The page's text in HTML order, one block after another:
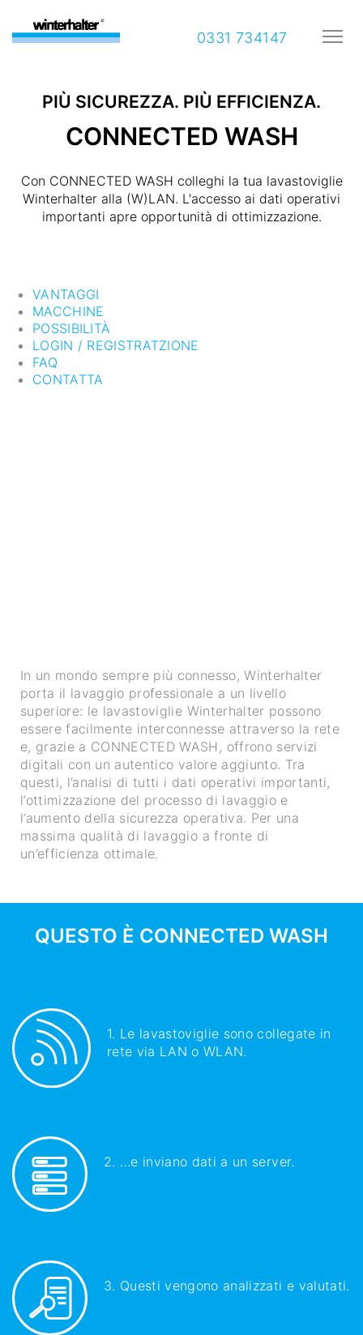
0331 734147
PIÙ SICUREZZA. PIÙ EFFICIENZA.
CONNECTED WASH
Con CONNECTED WASH colleghi la tua lavastoviglie
Winterhalter alla (W)LAN. L'accesso ai dati operativi
importanti apre opportunità di ottimizzazione.
VANTAGGI
MACCHINE
POSSIBILITÀ
LOGIN / REGISTRATZIONE
FAQ
CONTATTA
In un mondo sempre più connesso, Winterhalter
porta il lavaggio professionale a un livello
superiore: le lavastoviglie Winterhalter possono
essere facilmente interconnesse attraverso la rete
e, grazie a CONNECTED WASH, offrono servizi
digitali con un autentico valore aggiunto. Tra
questi, l’analisi di tutti i dati operativi importanti,
l’ottimizzazione del processo di lavaggio e
l’aumento della sicurezza operativa. Per una
massima qualità di lavaggio a fronte di
un’efficienza ottimale.
QUESTO È CONNECTED WASH
1. Le lavastoviglie sono collegate in
rete via LAN o WLAN.
2. …e inviano dati a un server.
3. Questi vengono analizzati e valutati.